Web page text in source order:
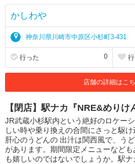
かしわや
神奈川県川崎市中原区小杉町3-431
行った 0
店舗の詳細はこ
【閉店】駅ナカ『NRE&めりけ
JR武蔵小杉駅内という絶好のロケー
しい時や乗り換えの合間にさっと駆け
肝心のうどんの 出汁は関西風で、う
があります。期間限定メニューなど
も嬉しいのではないでしょうか。駅